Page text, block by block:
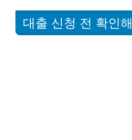
대출 신청 전 확인